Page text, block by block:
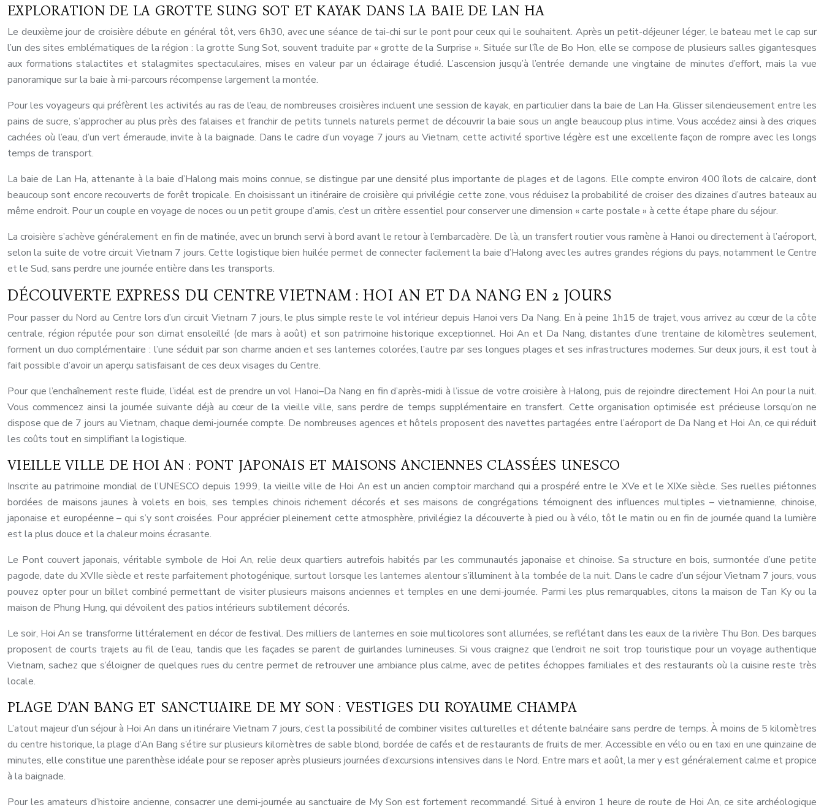
EXPLORATION DE LA GROTTE SUNG SOT ET KAYAK DANS LA BAIE DE LAN HA
Le deuxième jour de croisière débute en général tôt, vers 6h30, avec une séance de tai-chi sur le pont pour ceux qui le souhaitent. Après un petit-déjeuner léger, le bateau met le cap sur
l’un des sites emblématiques de la région : la grotte Sung Sot, souvent traduite par « grotte de la Surprise ». Située sur l’île de Bo Hon, elle se compose de plusieurs salles gigantesques
aux formations stalactites et stalagmites spectaculaires, mises en valeur par un éclairage étudié. L’ascension jusqu’à l’entrée demande une vingtaine de minutes d’effort, mais la vue
panoramique sur la baie à mi-parcours récompense largement la montée.
Pour les voyageurs qui préfèrent les activités au ras de l’eau, de nombreuses croisières incluent une session de kayak, en particulier dans la baie de Lan Ha. Glisser silencieusement entre les
pains de sucre, s’approcher au plus près des falaises et franchir de petits tunnels naturels permet de découvrir la baie sous un angle beaucoup plus intime. Vous accédez ainsi à des criques
cachées où l’eau, d’un vert émeraude, invite à la baignade. Dans le cadre d’un voyage 7 jours au Vietnam, cette activité sportive légère est une excellente façon de rompre avec les longs
temps de transport.
La baie de Lan Ha, attenante à la baie d’Halong mais moins connue, se distingue par une densité plus importante de plages et de lagons. Elle compte environ 400 îlots de calcaire, dont
beaucoup sont encore recouverts de forêt tropicale. En choisissant un itinéraire de croisière qui privilégie cette zone, vous réduisez la probabilité de croiser des dizaines d’autres bateaux au
même endroit. Pour un couple en voyage de noces ou un petit groupe d’amis, c’est un critère essentiel pour conserver une dimension « carte postale » à cette étape phare du séjour.
La croisière s’achève généralement en fin de matinée, avec un brunch servi à bord avant le retour à l’embarcadère. De là, un transfert routier vous ramène à Hanoi ou directement à l’aéroport,
selon la suite de votre circuit Vietnam 7 jours. Cette logistique bien huilée permet de connecter facilement la baie d’Halong avec les autres grandes régions du pays, notamment le Centre
et le Sud, sans perdre une journée entière dans les transports.
DÉCOUVERTE EXPRESS DU CENTRE VIETNAM : HOI AN ET DA NANG EN 2 JOURS
Pour passer du Nord au Centre lors d’un circuit Vietnam 7 jours, le plus simple reste le vol intérieur depuis Hanoi vers Da Nang. En à peine 1h15 de trajet, vous arrivez au cœur de la côte
centrale, région réputée pour son climat ensoleillé (de mars à août) et son patrimoine historique exceptionnel. Hoi An et Da Nang, distantes d’une trentaine de kilomètres seulement,
forment un duo complémentaire : l’une séduit par son charme ancien et ses lanternes colorées, l’autre par ses longues plages et ses infrastructures modernes. Sur deux jours, il est tout à
fait possible d’avoir un aperçu satisfaisant de ces deux visages du Centre.
Pour que l’enchaînement reste fluide, l’idéal est de prendre un vol Hanoi–Da Nang en fin d’après-midi à l’issue de votre croisière à Halong, puis de rejoindre directement Hoi An pour la nuit.
Vous commencez ainsi la journée suivante déjà au cœur de la vieille ville, sans perdre de temps supplémentaire en transfert. Cette organisation optimisée est précieuse lorsqu’on ne
dispose que de 7 jours au Vietnam, chaque demi-journée compte. De nombreuses agences et hôtels proposent des navettes partagées entre l’aéroport de Da Nang et Hoi An, ce qui réduit
les coûts tout en simplifiant la logistique.
VIEILLE VILLE DE HOI AN : PONT JAPONAIS ET MAISONS ANCIENNES CLASSÉES UNESCO
Inscrite au patrimoine mondial de l’UNESCO depuis 1999, la vieille ville de Hoi An est un ancien comptoir marchand qui a prospéré entre le XVe et le XIXe siècle. Ses ruelles piétonnes
bordées de maisons jaunes à volets en bois, ses temples chinois richement décorés et ses maisons de congrégations témoignent des influences multiples – vietnamienne, chinoise,
japonaise et européenne – qui s’y sont croisées. Pour apprécier pleinement cette atmosphère, privilégiez la découverte à pied ou à vélo, tôt le matin ou en fin de journée quand la lumière
est la plus douce et la chaleur moins écrasante.
Le Pont couvert japonais, véritable symbole de Hoi An, relie deux quartiers autrefois habités par les communautés japonaise et chinoise. Sa structure en bois, surmontée d’une petite
pagode, date du XVIIe siècle et reste parfaitement photogénique, surtout lorsque les lanternes alentour s’illuminent à la tombée de la nuit. Dans le cadre d’un séjour Vietnam 7 jours, vous
pouvez opter pour un billet combiné permettant de visiter plusieurs maisons anciennes et temples en une demi-journée. Parmi les plus remarquables, citons la maison de Tan Ky ou la
maison de Phung Hung, qui dévoilent des patios intérieurs subtilement décorés.
Le soir, Hoi An se transforme littéralement en décor de festival. Des milliers de lanternes en soie multicolores sont allumées, se reflétant dans les eaux de la rivière Thu Bon. Des barques
proposent de courts trajets au fil de l’eau, tandis que les façades se parent de guirlandes lumineuses. Si vous craignez que l’endroit ne soit trop touristique pour un voyage authentique
Vietnam, sachez que s’éloigner de quelques rues du centre permet de retrouver une ambiance plus calme, avec de petites échoppes familiales et des restaurants où la cuisine reste très
locale.
PLAGE D’AN BANG ET SANCTUAIRE DE MY SON : VESTIGES DU ROYAUME CHAMPA
L’atout majeur d’un séjour à Hoi An dans un itinéraire Vietnam 7 jours, c’est la possibilité de combiner visites culturelles et détente balnéaire sans perdre de temps. À moins de 5 kilomètres
du centre historique, la plage d’An Bang s’étire sur plusieurs kilomètres de sable blond, bordée de cafés et de restaurants de fruits de mer. Accessible en vélo ou en taxi en une quinzaine de
minutes, elle constitue une parenthèse idéale pour se reposer après plusieurs journées d’excursions intensives dans le Nord. Entre mars et août, la mer y est généralement calme et propice
à la baignade.
Pour les amateurs d’histoire ancienne, consacrer une demi-journée au sanctuaire de My Son est fortement recommandé. Situé à environ 1 heure de route de Hoi An, ce site archéologique